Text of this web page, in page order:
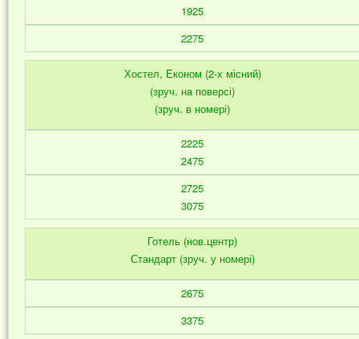
1925
2275
Хостел, Економ (2-х місний)
(зруч. на поверсі)
(зруч. в номері)
2225
2475
2725
3075
Готель (нов.центр)
Стандарт (зруч. у номері)
2675
3375